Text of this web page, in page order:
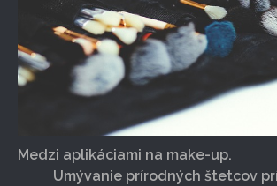
Medzi aplikáciami na make-up.
Umývanie prírodných štetcov